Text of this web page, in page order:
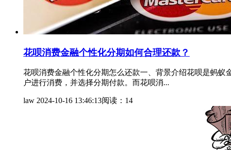
花呗消费金融个性化分期如何合理还款？
花呗消费金融个性化分期怎么还款一、背景介绍花呗是蚂
户进行消费，并选择分期付款。而花呗消...
law 2024-10-16 13:46:13阅读：14